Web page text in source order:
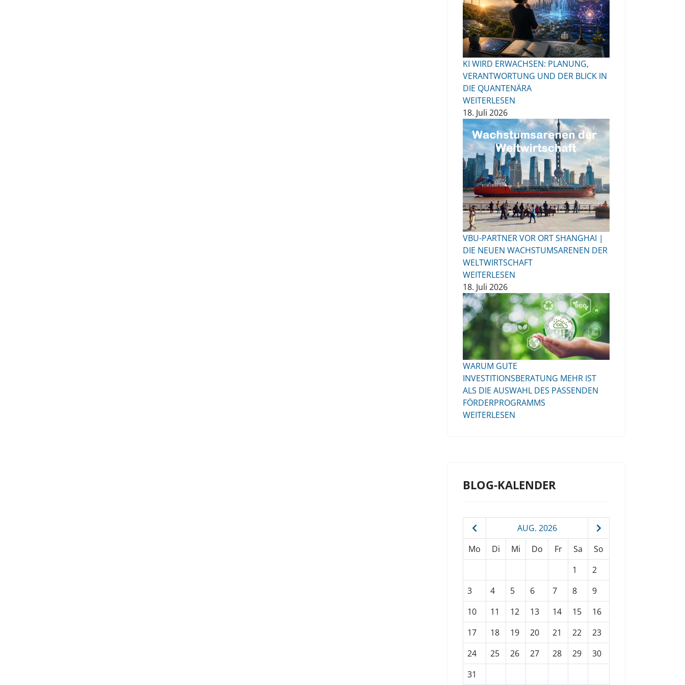
KI WIRD ERWACHSEN: PLANUNG,
VERANTWORTUNG UND DER BLICK IN
DIE QUANTENÄRA
WEITERLESEN
18. Juli 2026
VBU-PARTNER VOR ORT SHANGHAI |
DIE NEUEN WACHSTUMSARENEN DER
WELTWIRTSCHAFT
WEITERLESEN
18. Juli 2026
WARUM GUTE
INVESTITIONSBERATUNG MEHR IST
ALS DIE AUSWAHL DES PASSENDEN
FÖRDERPROGRAMMS
WEITERLESEN
BLOG-KALENDER
AUG. 2026
Mo
Di Mi Do Fr Sa
So
1
2
3
4 5 6 7 8
9
10
11 12 13 14 15
16
17
18 19 20 21 22
23
24
25 26 27 28 29
30
31